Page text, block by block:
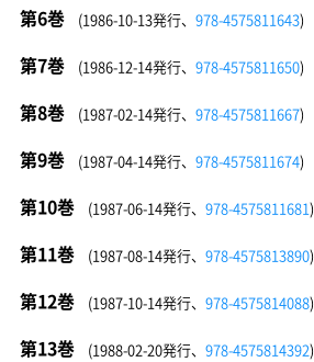
第6巻 (1986-10-13発行、 978-4575811643)
第7巻 (1986-12-14発行、 978-4575811650)
第8巻 (1987-02-14発行、 978-4575811667)
第9巻 (1987-04-14発行、 978-4575811674)
第10巻 (1987-06-14発行、 978-4575811681)
第11巻 (1987-08-14発行、 978-4575813890)
第12巻 (1987-10-14発行、 978-4575814088)
第13巻 (1988-02-20発行、 978-4575814392)